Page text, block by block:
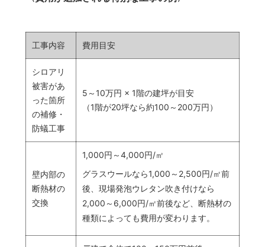
工事内容 費用目安
シロアリ
被害があ
った箇所
の補修・
防蟻工事
5～10万円 × 1階の建坪が目安
（1階が20坪なら約100～200万円）
壁内部の
断熱材の
交換
1,000円～4,000円/㎡
グラスウールなら1,000～2,500円/㎡前
後、現場発泡ウレタン吹き付けなら
2,000～6,000円/㎡前後など、断熱材の
種類によっても費用が変わります。